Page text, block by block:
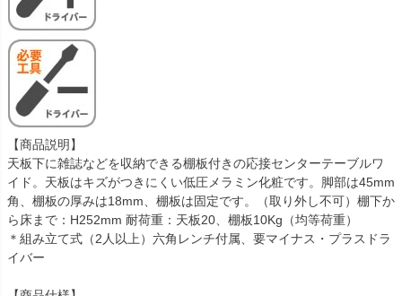
【商品説明】
天板下に雑誌などを収納できる棚板付きの応接センターテーブルワ
イド。天板はキズがつきにくい低圧メラミン化粧です。脚部は45mm
角、棚板の厚みは18mm、棚板は固定です。（取り外し不可）棚下か
ら床まで：H252mm 耐荷重：天板20、棚板10Kg（均等荷重）
＊組み立て式（2人以上）六角レンチ付属、要マイナス・プラスドラ
イバー